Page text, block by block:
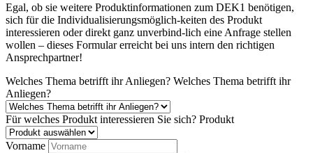
Egal, ob sie weitere Produktinformationen zum DEK1 benötigen,
sich für die Individualisierungsmöglich-keiten des Produkt
interessieren oder direkt ganz unverbind-lich eine Anfrage stellen
wollen – dieses Formular erreicht bei uns intern den richtigen
Ansprechpartner!
Welches Thema betrifft ihr Anliegen? Welches Thema betrifft ihr
Anliegen?
Für welches Produkt interessieren Sie sich? Produkt
Vorname